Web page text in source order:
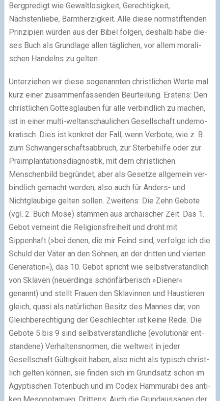
Bergpredigt wie Gewaltlosigkeit, Gerechtigkeit,
Nächstenliebe, Barmherzigkeit. Alle diese norm­stif­ten­den
Prinzipien wür­den aus der Bibel fol­gen, des­halb habe die­
ses Buch als Grundlage allen täg­li­chen, vor allem mora­li­
schen Handelns zu gel­ten.
Unterziehen wir diese soge­nann­ten christ­li­chen Werte mal
kurz einer zusam­men­fas­sen­den Beurteilung. Erstens: Den
christ­li­chen Gottesglauben für alle ver­bind­lich zu machen,
ist in einer multi-weltanschaulichen Gesellschaft unde­mo­
kra­tisch. Dies ist kon­kret der Fall, wenn Verbote, wie z. B.
zum Schwangerschaftsabbruch, zur Sterbehilfe oder zur
Präimplantationsdiagnostik, mit dem christ­li­chen
Menschenbild begrün­det, aber als Gesetze all­ge­mein ver­
bind­lich gemacht wer­den, also auch für Anders- und
Nichtgläubige gel­ten sol­len. Zweitens: Die Zehn Gebote
(vgl. 2. Buch Mose) stam­men aus archai­scher Zeit. Das 1.
Gebot ver­neint die Religionsfreiheit und droht mit
Sippenhaft (»bei denen, die mir Feind sind, ver­folge ich die
Schuld der Väter an den Söhnen, an der drit­ten und vier­ten
Generation«), das 10. Gebot spricht wie selbst­ver­ständ­lich
von Sklaven (neu­er­dings schön­fär­be­risch »Diener«
genannt) und stellt Frauen den Sklavinnen und Haustieren
gleich, quasi als natür­li­chen Besitz des Mannes dar, von
Gleichberechtigung der Geschlechter ist keine Rede. Die
Gebote 5 bis 9 sind selbst­ver­ständ­li­che (evo­lu­tio­när ent­
stan­dene) Verhaltensnormen, die welt­weit in jeder
Gesellschaft Gültigkeit haben, also nicht als typisch christ­
lich gel­ten kön­nen, sie fin­den sich im Grundsatz schon im
Ägyp­ti­schen Totenbuch und im Codex Hammurabi des anti­